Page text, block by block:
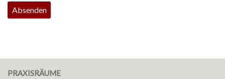
PRAXISRÄUME